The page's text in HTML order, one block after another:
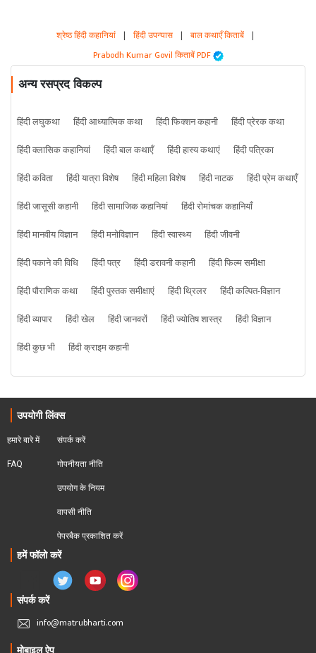
श्रेष्ठ हिंदी कहानियां | हिंदी उपन्यास | बाल कथाएँ किताबें |
Prabodh Kumar Govil किताबें PDF
अन्य रसप्रद विकल्प
हिंदी लघुकथा हिंदी आध्यात्मिक कथा हिंदी फिक्शन कहानी
हिंदी प्रेरक कथा
हिंदी क्लासिक कहानियां
हिंदी बाल कथाएँ हिंदी हास्य कथाएं
हिंदी पत्रिका
हिंदी कविता
हिंदी यात्रा विशेष हिंदी महिला विशेष हिंदी नाटक
हिंदी प्रेम कथाएँ
हिंदी जासूसी कहानी
हिंदी सामाजिक कहानियां
हिंदी रोमांचक कहानियाँ
हिंदी मानवीय विज्ञान
हिंदी मनोविज्ञान हिंदी स्वास्थ्य
हिंदी जीवनी
हिंदी पकाने की विधि
हिंदी पत्र हिंदी डरावनी कहानी
हिंदी फिल्म समीक्षा
हिंदी पौराणिक कथा
हिंदी पुस्तक समीक्षाएं हिंदी थ्रिलर
हिंदी कल्पित-विज्ञान
हिंदी व्यापार
हिंदी खेल हिंदी जानवरों हिंदी ज्योतिष शास्त्र
हिंदी विज्ञान
हिंदी कुछ भी
हिंदी क्राइम कहानी
उपयोगी लिंक्स
हमारे बारे में
FAQ
संपर्क करें
गोपनीयता नीति
उपयोग के नियम
वापसी नीति
पेपरबैक प्रकाशित करें
हमें फॉलो करें
संपर्क करें
info@matrubharti.com
मोबाइल ऐप